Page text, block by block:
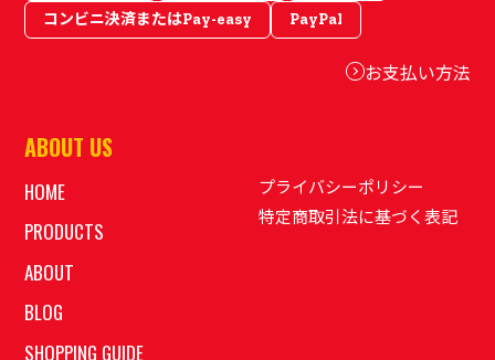
コンビニ決済またはPay-easy
PayPal
お支払い方法
ABOUT US
HOME
PRODUCTS
ABOUT
BLOG
SHOPPING GUIDE
プライバシーポリシー
特定商取引法に基づく表記